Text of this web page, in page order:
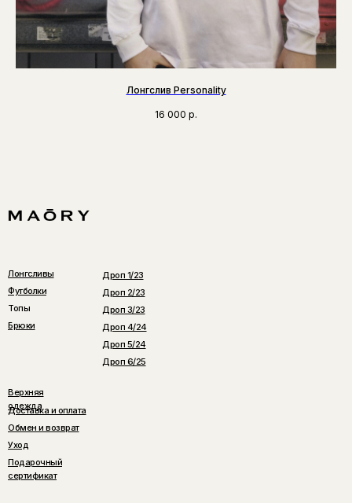
Лонгслив Personality
16 000 р.
Лонгсливы
Футболки
Топы
Брюки
Дроп 1/23
Дроп 2/23
Дроп 3/23
Доставка и оплата
Обмен и возврат
Уход
Подарочный
сертификат
Дроп 4/24
Дроп 5/24
Дроп 6/25
Верхняя
одежда